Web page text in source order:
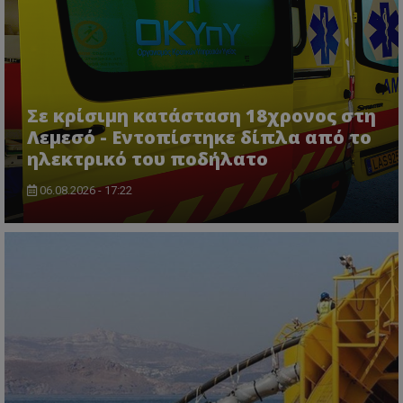
Σε κρίσιμη κατάσταση 18χρονος στη
Λεμεσό - Εντοπίστηκε δίπλα από το
ηλεκτρικό του ποδήλατο
06.08.2026 - 17:22
YouTube